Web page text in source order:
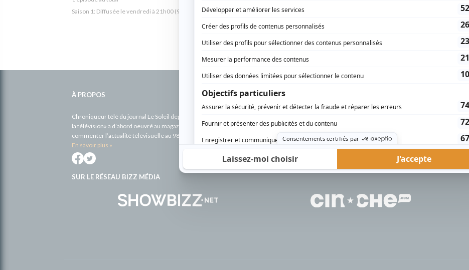
Saison 1: Diffusée le vendredi à 21h00 (90 minutes)
À PROPOS
Chroniqueur télé du journal Le Soleil depuis 2001, Richard Therrien carbure à son petit écran. Celui qu’on surnomme parfois «l’encyclopédie de
la télévision» a d’abord oeuvré au magazine TV Hebdo de 1996 à 2001. Sa spécialité: la télé québécoise. On peut l’entendre régulièrement
commenter l’actualité télévisuelle au 98,5.
En savoir plus »
SUR LE RÉSEAU BIZZ MÉDIA